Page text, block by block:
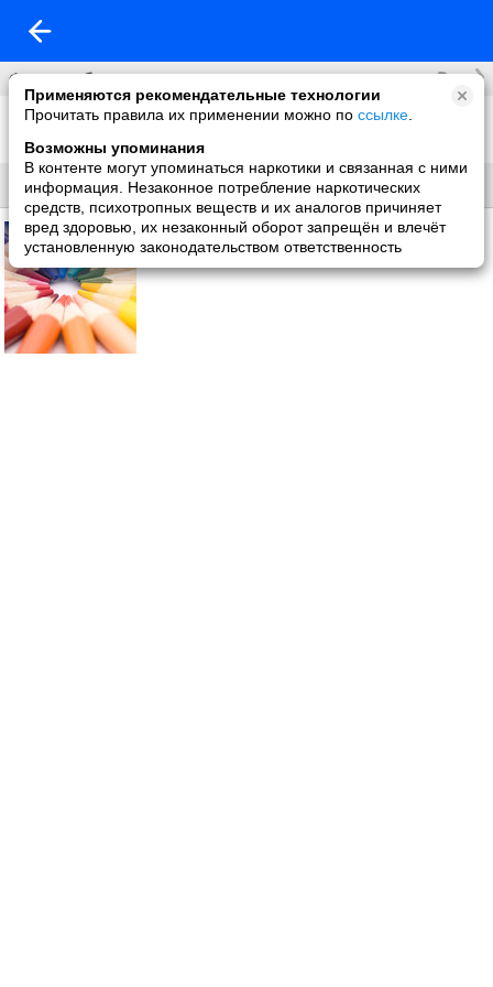
Применяются рекомендательные технологии
Прочитать правила их применении можно по ссылке
Возможны упоминания
В контенте могут упоминаться наркотики и связанная с ними
информация. Незаконное потребление наркотических
средств, психотропных веществ и их аналогов причиняет
вред здоровью, их незаконный оборот запрещён и влечёт
установленную законодательством ответственность
Фотоальбомы Все
Фото со мной
Без названия